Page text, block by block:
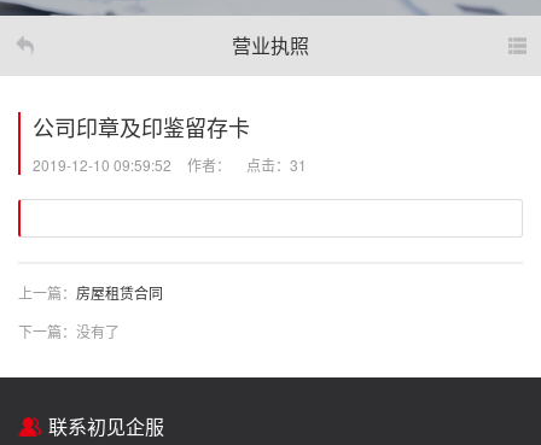
营业执照
公司印章及印鉴留存卡
2019-12-10 09:59:52 作者： 点击：31
上一篇： 房屋租赁合同
下一篇： 没有了
联系初见企服